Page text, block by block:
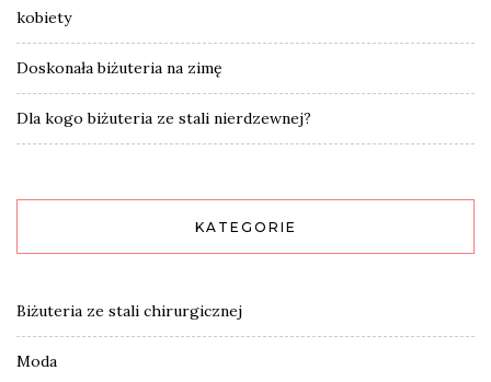
kobiety
Doskonała biżuteria na zimę
Dla kogo biżuteria ze stali nierdzewnej?
KATEGORIE
Biżuteria ze stali chirurgicznej
Moda